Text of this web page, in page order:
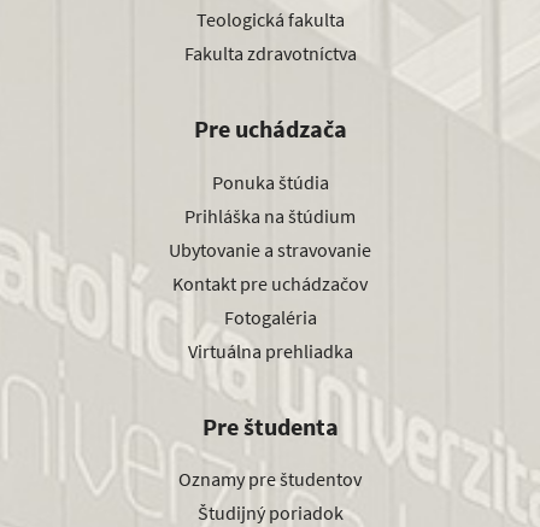
Teologická fakulta
Fakulta zdravotníctva
Pre uchádzača
Ponuka štúdia
Prihláška na štúdium
Ubytovanie a stravovanie
Kontakt pre uchádzačov
Fotogaléria
Virtuálna prehliadka
Pre študenta
Oznamy pre študentov
Študijný poriadok